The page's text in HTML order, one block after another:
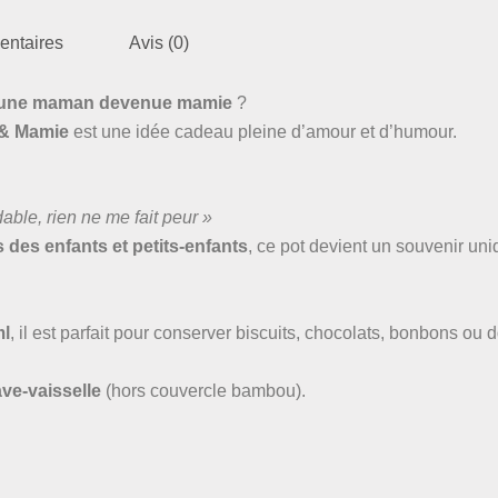
Avis (0)
maman devenue mamie ?
Mamie est une idée cadeau pleine d’amour et d’humour.
rien ne me fait peur »
enfants et petits-enfants, ce pot devient un souvenir
, il est parfait pour conserver biscuits, chocolats, bonbons ou
vaisselle (hors couvercle bambou).